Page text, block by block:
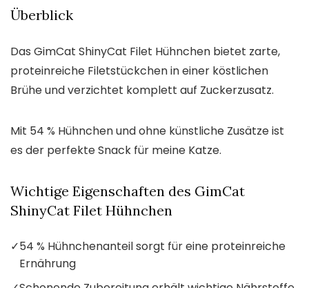
Überblick
Das GimCat ShinyCat Filet Hühnchen bietet zarte,
proteinreiche Filetstückchen in einer köstlichen
Brühe und verzichtet komplett auf Zuckerzusatz.
Mit 54 % Hühnchen und ohne künstliche Zusätze ist
es der perfekte Snack für meine Katze.
Wichtige Eigenschaften des GimCat
ShinyCat Filet Hühnchen
✓54 % Hühnchenanteil sorgt für eine proteinreiche
Ernährung